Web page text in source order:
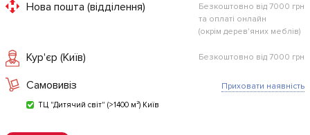
Нова пошта (відділення)
Безкоштовно від 7000 грн
та оплаті онлайн
(окрім дерев'яних меблів)
Кур'єр (Київ) Безкоштовно від 7000 грн
Самовивіз
ТЦ "Дитячий світ" (>1400 м²) Київ
Приховати наявність